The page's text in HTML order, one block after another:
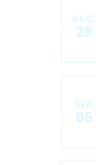
AUG.
28
SEP.
06